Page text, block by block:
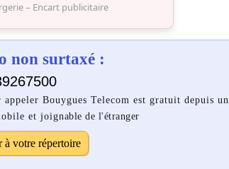
– Encart publicitaire
non surtaxé :
Bouygues Telecom est gratuit depuis un
et joignable de l'étranger
à votre répertoire